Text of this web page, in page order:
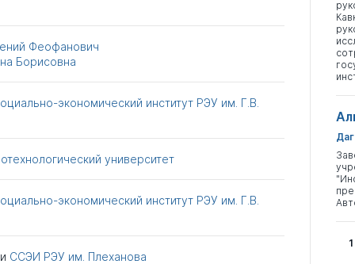
Феофанович
Борисовна
экономический институт РЭУ им. Г.В.
университет
экономический институт РЭУ им. Г.В.
ССЭИ РЭУ им. Плеханова
1